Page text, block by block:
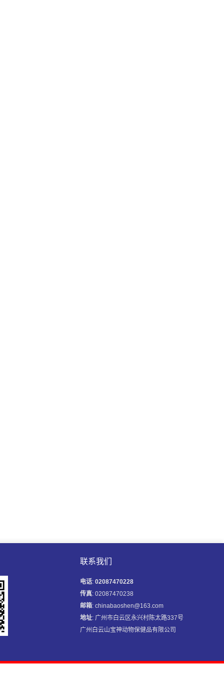
联系我们
电话: 02087470228
传真: 02087470238
邮箱: chinabaoshen@163.com
地址: 广州市白云区永兴村陈太路337号
广州白云山宝神动物保健品有限公司